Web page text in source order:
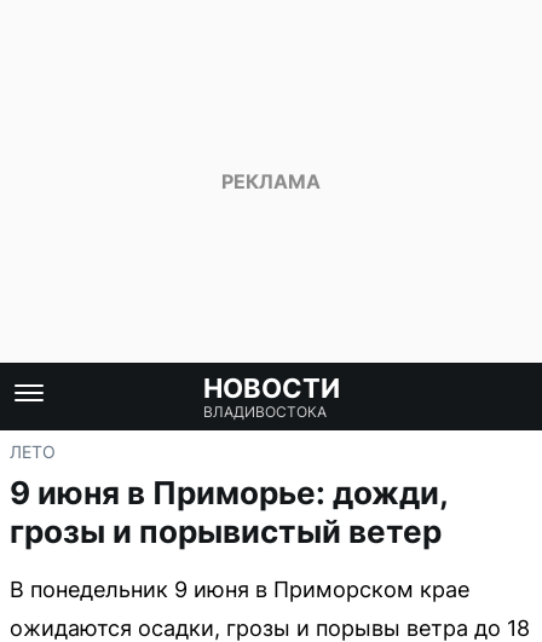
НОВОСТИ
ВЛАДИВОСТОКА
ЛЕТО
9 июня в Приморье: дожди,
грозы и порывистый ветер
В понедельник 9 июня в Приморском крае
ожидаются осадки, грозы и порывы ветра до 18